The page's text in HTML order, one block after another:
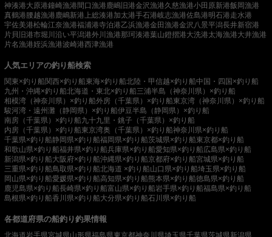
神湊港大原港鐘崎漁港間口漁港 鹿嶋旧港金沢漁港久慈漁港小田原新港飯岡漁港
真鶴港腰越漁港 鹿嶋新港 上総湊港加太港手石港岐志漁港佐島港明石港走水港
宇佐美港松輪江奈漁港福浦港寺泊港乙浜漁港金田漁港金沢八景平潟長井新宿港
片貝旧港市堀川沿い平潟港外川漁港那珂湊港葉山鐙摺港大洗港太海漁港大井漁港
片名漁港姪浜漁港波崎港西津漁港
人気エリアの釣り船検索
関東×釣り船関西×釣り船東海×釣り船北陸・甲信越×釣り船中国・四国×釣り船
九州・沖縄×釣り船北海道・東北×釣り船三浦半島（神奈川県）×釣り船
相模湾（神奈川県）×釣り船外房（千葉県）×釣り船東京湾（神奈川県）×釣り船
駿河湾・遠州灘（静岡県）×釣り船伊豆半島（静岡県）×釣り船
南房（千葉県）×釣り船九十九里・銚子（千葉県）×釣り船
内房（千葉県）×釣り船東京湾奥（千葉県）×釣り船神奈川県×釣り船
千葉県×釣り船静岡県×釣り船福岡県×釣り船茨城県×釣り船東京都×釣り船
和歌山県×釣り船福井県×釣り船兵庫県×釣り船愛知県×釣り船広島県×釣り船
新潟県×釣り船大阪府×釣り船沖縄県×釣り船京都府×釣り船宮城県×釣り船
三重県×釣り船鳥取県×釣り船北海道 ×釣り船山口県×釣り船埼玉県×釣り船
岡山県×釣り船愛媛県×釣り船高知県×釣り船熊本県×釣り船徳島県×釣り船
鹿児島県×釣り船長崎県×釣り船富山県×釣り船岩手県×釣り船福島県×釣り船
島根県×釣り船香川県×釣り船大分県×釣り船石川県×釣り船
各都道府県の船釣り釣果情報
北海道岩手県宮城県山形県福島県東京都神奈川県埼玉県千葉県茨城県新潟県